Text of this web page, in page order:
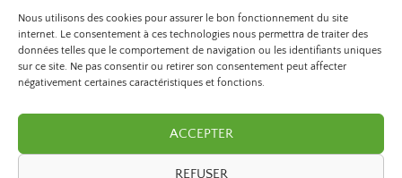
Nous utilisons des cookies pour assurer le bon fonctionnement du site
internet. Le consentement à ces technologies nous permettra de traiter des
données telles que le comportement de navigation ou les identifiants uniques
sur ce site. Ne pas consentir ou retirer son consentement peut affecter
négativement certaines caractéristiques et fonctions.
ACCEPTER
REFUSER
Les bons plans